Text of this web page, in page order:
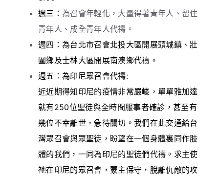
週三：為召會年輕化，大量得著青年人、留住
青年人、成全青年人代禱。
週四：為台北市召會北投大區開展頭城鎮、壯
圍鄉及士林大區開展南澳鄉代禱。
週五：為印尼眾召會代禱:
近近期得知印尼的疫情非常嚴峻，單單雅加達
就有250位聖徒與全時間服事者確診，甚至有
幾位不幸離世，急待關切。我們在此交通給台
灣眾召會與眾聖徒，盼望在一個身體裏同作肢
體的我們，一同為印尼的聖徒們代禱。求主使
祂在印尼的眾召會，蒙主保守，脫離仇敵的攻